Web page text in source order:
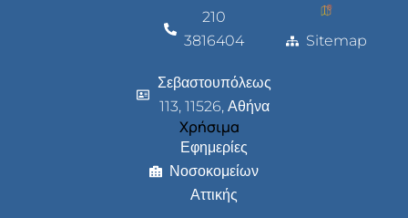
210
3816404
Σεβαστουπόλεως
113, 11526, Αθήνα
Χρήσιμα
Εφημερίες
Νοσοκομείων
Αττικής
Sitemap